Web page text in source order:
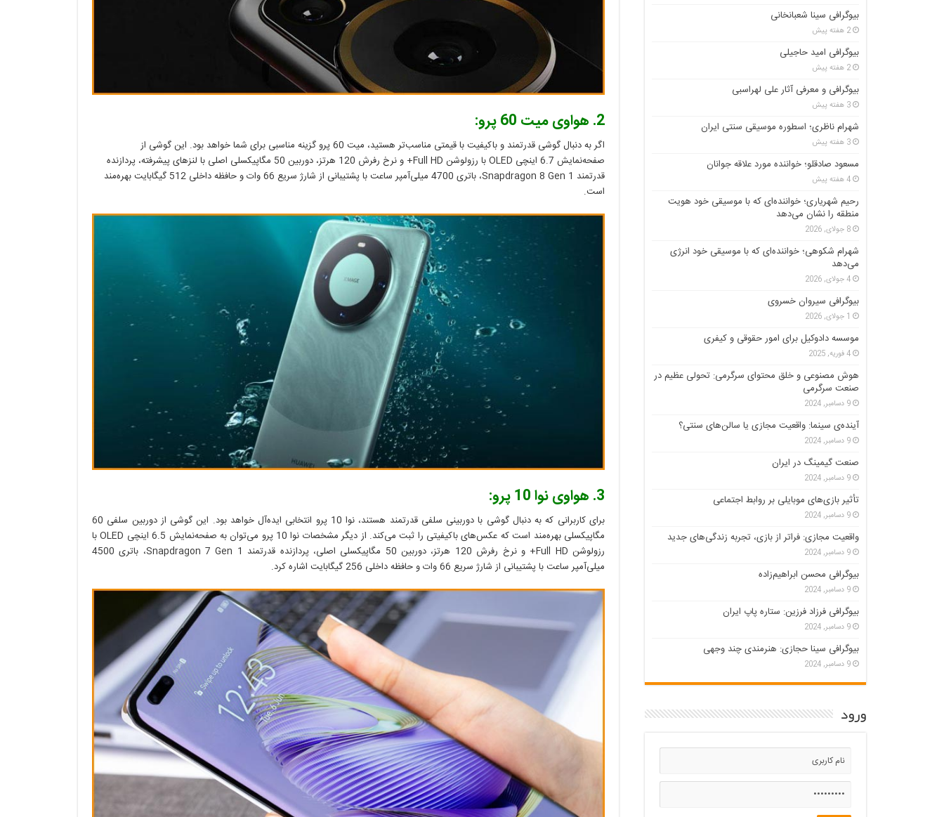
2. هواوی میت 60 پرو:
اگر به دنبال گوشی قدرتمند و باکیفیت با قیمتی مناسب‌تر هستید، میت 60 پرو گزینه مناسبی برای شما خواهد بود. این گوشی از
صفحه‌نمایش 6.7 اینچی OLED با رزولوشن Full HD+ و نرخ رفرش 120 هرتز، دوربین 50 مگاپیکسلی اصلی با لنزهای پیشرفته، پردازنده
قدرتمند Snapdragon 8 Gen 1، باتری 4700 میلی‌آمپر ساعت با پشتیبانی از شارژ سریع 66 وات و حافظه داخلی 512 گیگابایت بهره‌مند
است.
3. هواوی نوا 10 پرو:
برای کاربرانی که به دنبال گوشی با دوربینی سلفی قدرتمند هستند، نوا 10 پرو انتخابی ایده‌آل خواهد بود. این گوشی از دوربین سلفی 60
مگاپیکسلی بهره‌مند است که عکس‌های باکیفیتی را ثبت می‌کند. از دیگر مشخصات نوا 10 پرو می‌توان به صفحه‌نمایش 6.5 اینچی OLED با
رزولوشن Full HD+ و نرخ رفرش 120 هرتز، دوربین 50 مگاپیکسلی اصلی، پردازنده قدرتمند Snapdragon 7 Gen 1، باتری 4500
میلی‌آمپر ساعت با پشتیبانی از شارژ سریع 66 وات و حافظه داخلی 256 گیگابایت اشاره کرد.
بیوگرافی سینا شعبانخانی
2 هفته پیش
بیوگرافی امید حاجیلی
2 هفته پیش
بیوگرافی و معرفی آثار علی لهراسبی
3 هفته پیش
شهرام ناظری؛ اسطوره موسیقی سنتی ایران
3 هفته پیش
مسعود صادقلو؛ خواننده مورد علاقه جوانان
4 هفته پیش
رحیم شهریاری؛ خواننده‌ای که با موسیقی خود هویت
منطقه را نشان می‌دهد
8 جولای, 2026
شهرام شکوهی؛ خواننده‌ای که با موسیقی خود انرژی
می‌دهد
4 جولای, 2026
بیوگرافی سیروان خسروی
1 جولای, 2026
موسسه دادوکیل برای امور حقوقی و کیفری
4 فوریه, 2025
هوش مصنوعی و خلق محتوای سرگرمی: تحولی عظیم در
صنعت سرگرمی
9 دسامبر, 2024
آینده‌ی سینما: واقعیت مجازی یا سالن‌های سنتی؟
9 دسامبر, 2024
صنعت گیمینگ در ایران
9 دسامبر, 2024
تأثیر بازی‌های موبایلی بر روابط اجتماعی
9 دسامبر, 2024
واقعیت مجازی: فراتر از بازی، تجربه زندگی‌های جدید
9 دسامبر, 2024
بیوگرافی محسن ابراهیم‌زاده
9 دسامبر, 2024
بیوگرافی فرزاد فرزین: ستاره پاپ ایران
9 دسامبر, 2024
بیوگرافی سینا حجازی: هنرمندی چند وجهی
9 دسامبر, 2024
ورود